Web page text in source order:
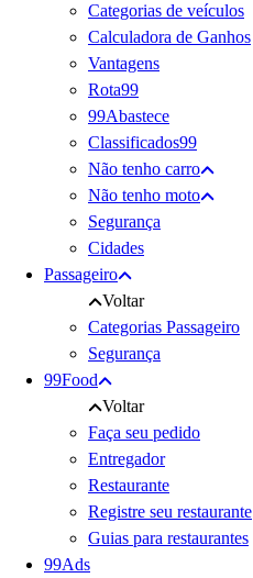
Categorias de veículos
Calculadora de Ganhos
Vantagens
Rota99
99Abastece
Classificados99
Não tenho carro
Não tenho moto
Segurança
Cidades
Passageiro
Voltar
Categorias Passageiro
Segurança
99Food
Voltar
Faça seu pedido
Entregador
Restaurante
Registre seu restaurante
Guias para restaurantes
99Ads